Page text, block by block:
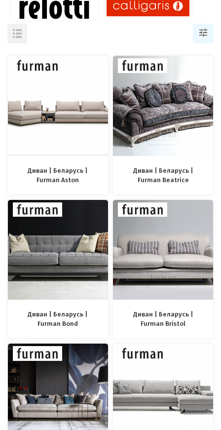
Диван | Беларусь |
Furman Aston
Диван | Беларусь |
Furman Beatrice
Диван | Беларусь |
Furman Bond
Диван | Беларусь |
Furman Bristol